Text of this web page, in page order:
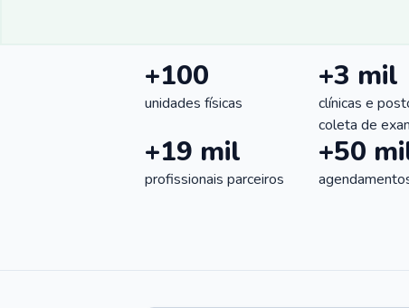
+100
unidades físicas
+3 mil
clínicas e
coleta de
+19 mil
profissionais parceiros
+50